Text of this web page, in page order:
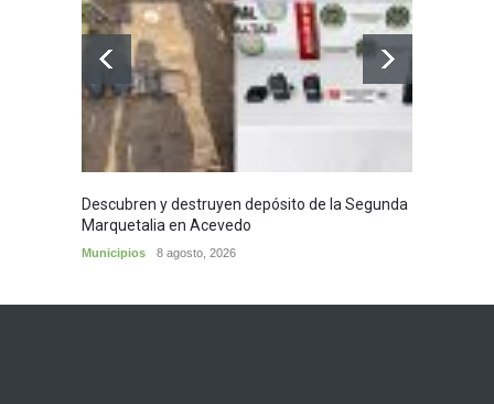
Descubren y destruyen depósito de la Segunda
Marquetalia en Acevedo
Municipios 8 agosto, 2026